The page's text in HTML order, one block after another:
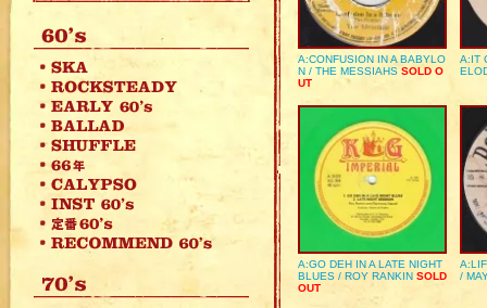
A:CONFUSION IN A BABYLO
N / THE MESSIAHS SOLD O
UT
A:IT
A:GO DEH IN A LATE NIGHT
BLUES / ROY RANKIN SOLD
OUT
/